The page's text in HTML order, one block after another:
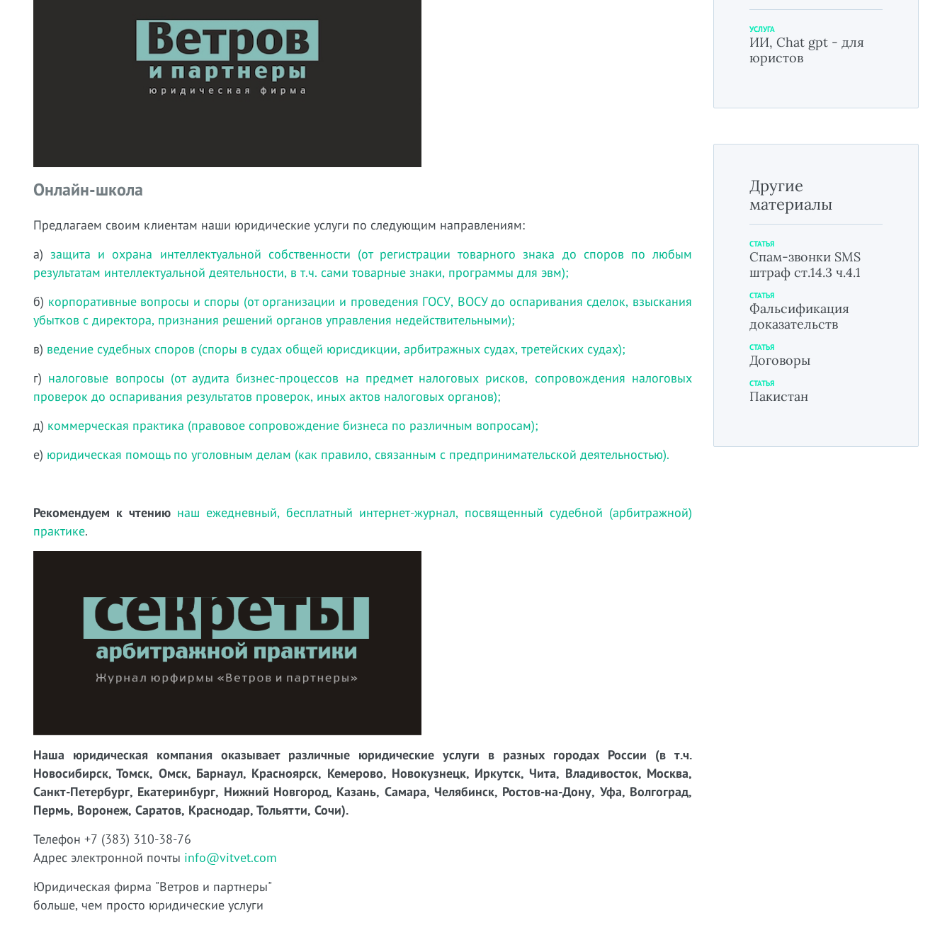
Онлайн-школа
Предлагаем своим клиентам наши юридические услуги по следующим направлениям:
а)защита и охрана интеллектуальной собственности (от регистрации товарного знака до споров по любым
результатам интеллектуальной деятельности, в т.ч. сами товарные знаки, программы для эвм);
б) корпоративные вопросы и споры (от организации и проведения ГОСУ, ВОСУ до оспаривания сделок, взыскания
убытков с директора, признания решений органов управления недействительными);
в) ведение судебных споров (споры в судах общей юрисдикции, арбитражных судах, третейских судах);
г) налоговые вопросы (от аудита бизнес-процессов на предмет налоговых рисков, сопровождения налоговых
проверок до оспаривания результатов проверок, иных актов налоговых органов);
д) коммерческая практика (правовое сопровождение бизнеса по различным вопросам);
е) юридическая помощь по уголовным делам (как правило, связанным с предпринимательской деятельностью).
Рекомендуем к чтению наш ежедневный, бесплатный интернет-журнал, посвященный судебной (арбитражной)
практике.
Наша юридическая компания оказывает различные юридические услуги в разных городах России (в т.ч.
Новосибирск, Томск, Омск, Барнаул, Красноярск, Кемерово, Новокузнецк, Иркутск, Чита, Владивосток, Москва,
Санкт-Петербург, Екатеринбург, Нижний Новгород, Казань, Самара, Челябинск, Ростов-на-Дону, Уфа, Волгоград,
Пермь, Воронеж, Саратов, Краснодар, Тольятти, Сочи).
Телефон +7 (383) 310-38-76
Адрес электронной почты info@vitvet.com
Юридическая фирма "Ветров и партнеры"
больше, чем просто юридические услуги
УСЛУГА
ИИ, Chat gpt - для
юристов
Другие
материалы
СТАТЬЯ
Спам-звонки SMS
штраф ст.14.3 ч.4.1
СТАТЬЯ
Фальсификация
доказательств
СТАТЬЯ
Договоры
СТАТЬЯ
Пакистан